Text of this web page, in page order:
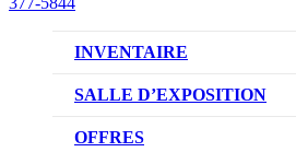
INVENTAIRE
VÉHICULES NEUFS
VÉHICULES D’OCCASION
SALLE D’EXPOSITION
OFFRES